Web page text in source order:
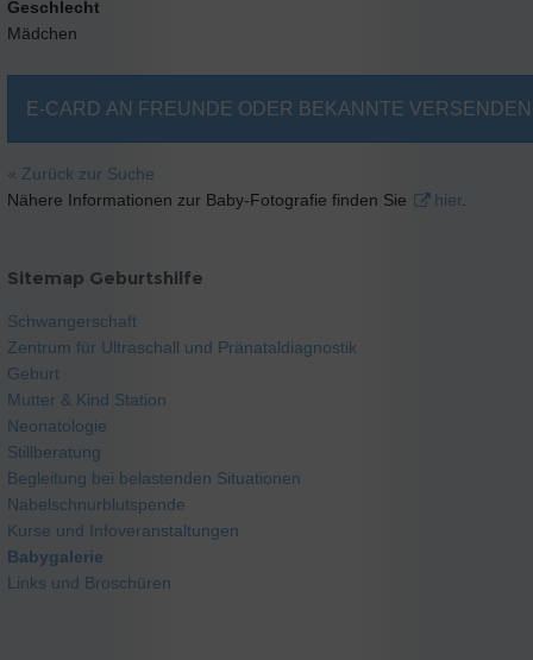
Geschlecht
Mädchen
E-CARD AN FREUNDE ODER BEKANNTE VERSENDEN
« Zurück zur Suche
Nähere Informationen zur Baby-Fotografie finden Sie
hier
Sitemap Geburtshilfe
Schwangerschaft
Zentrum für Ultraschall und Pränataldiagnostik
Geburt
Mutter & Kind Station
Neonatologie
Stillberatung
Begleitung bei belastenden Situationen
Nabelschnurblutspende
Kurse und Infoveranstaltungen
Babygalerie
Links und Broschüren